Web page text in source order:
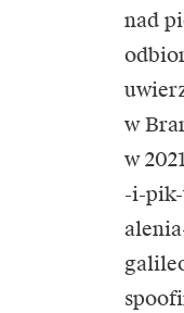
nad
w
w
-i-